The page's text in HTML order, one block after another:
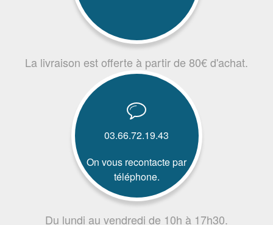
La livraison est offerte à partir de 80€ d'achat.
03.66.72.19.43
On vous recontacte par
téléphone.
Du lundi au vendredi de 10h à 17h30.